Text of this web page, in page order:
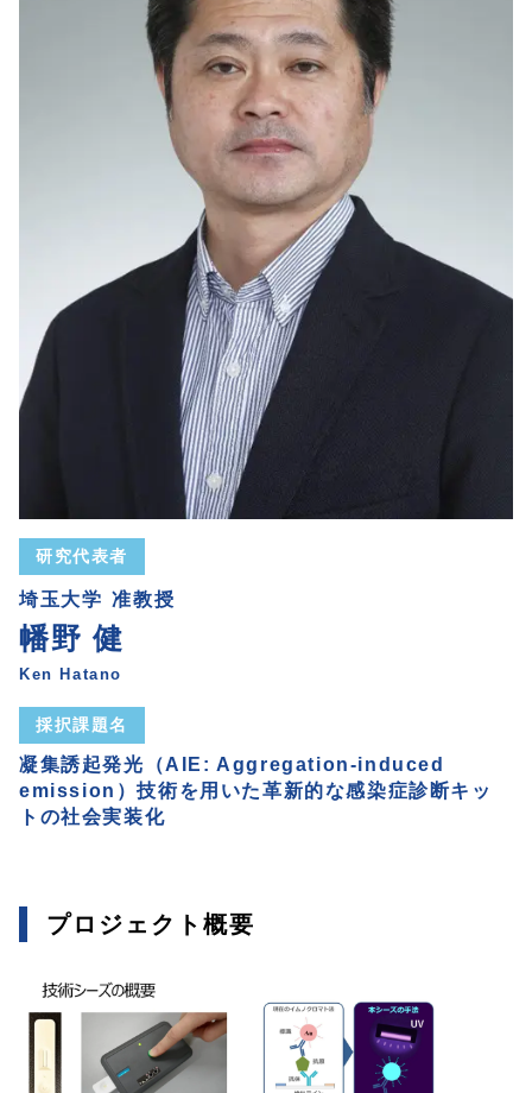
研究代表者
埼玉大学 准教授
幡野 健
Ken Hatano
採択課題名
凝集誘起発光（AIE: Aggregation-induced
emission）技術を用いた革新的な感染症診断キッ
トの社会実装化
プロジェクト概要